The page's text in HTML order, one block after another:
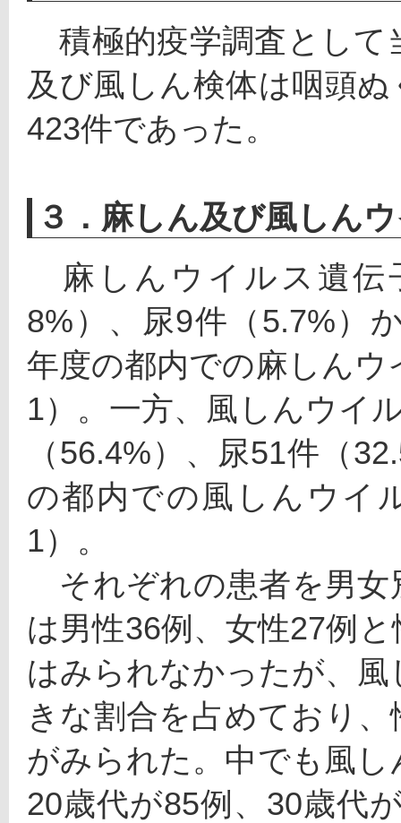
積極的疫学調査として
及び風しん検体は咽頭
423件であった。
３．麻しん及び風しん
麻しんウイルス遺伝
8%）、尿9件（5.7%）
年度の都内での麻しん
1）。一方、風しんウイ
（56.4%）、尿51件（
の都内での風しんウイ
1）。
それぞれの患者を男女
は男性36例、女性27例
はみられなかったが、
きな割合を占めており
がみられた。中でも風
20歳代が85例、30歳代